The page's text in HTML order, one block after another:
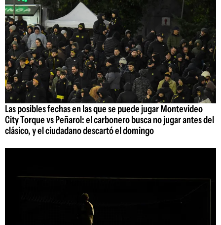
Las posibles fechas en las que se puede jugar Montevideo
City Torque vs Peñarol: el carbonero busca no jugar antes del
clásico, y el ciudadano descartó el domingo